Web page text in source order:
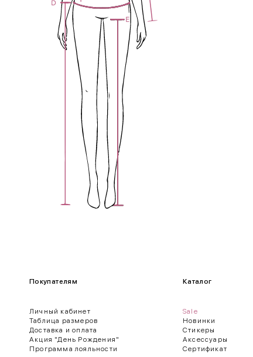
Покупателям
Личный кабинет
Таблица размеров
Доставка и оплата
Акция "День Рождения"
Программа лояльности
Каталог
Sale
Новинки
Стикеры
Аксессуары
Сертификат